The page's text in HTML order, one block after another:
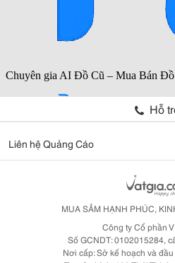
Hỗ
Liên hệ Quảng Cáo
MUA SẮM HẠNH PHÚC,
Công ty Cổ phần
Số GCNDT: 0102015284,
Nơi cấp: Sở kế hoạch và